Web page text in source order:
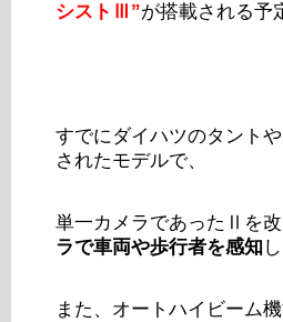
シストⅢ”が搭載される予
すでにダイハツのタント
されたモデルで、
単一カメラであったⅡを改
ラで車両や歩行者を感知
また、オートハイビーム